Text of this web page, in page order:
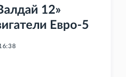
12»
Евро-5